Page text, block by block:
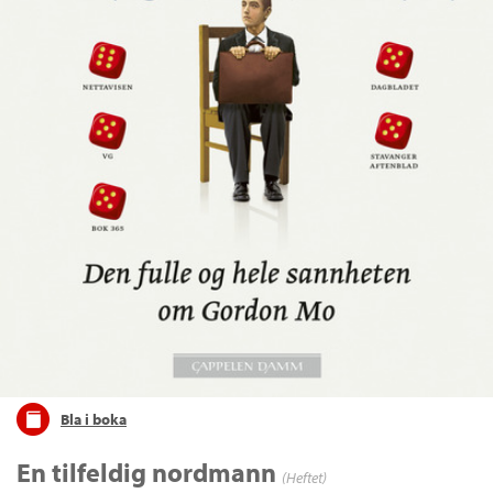
Bla i boka
En tilfeldig nordmann (Heftet)